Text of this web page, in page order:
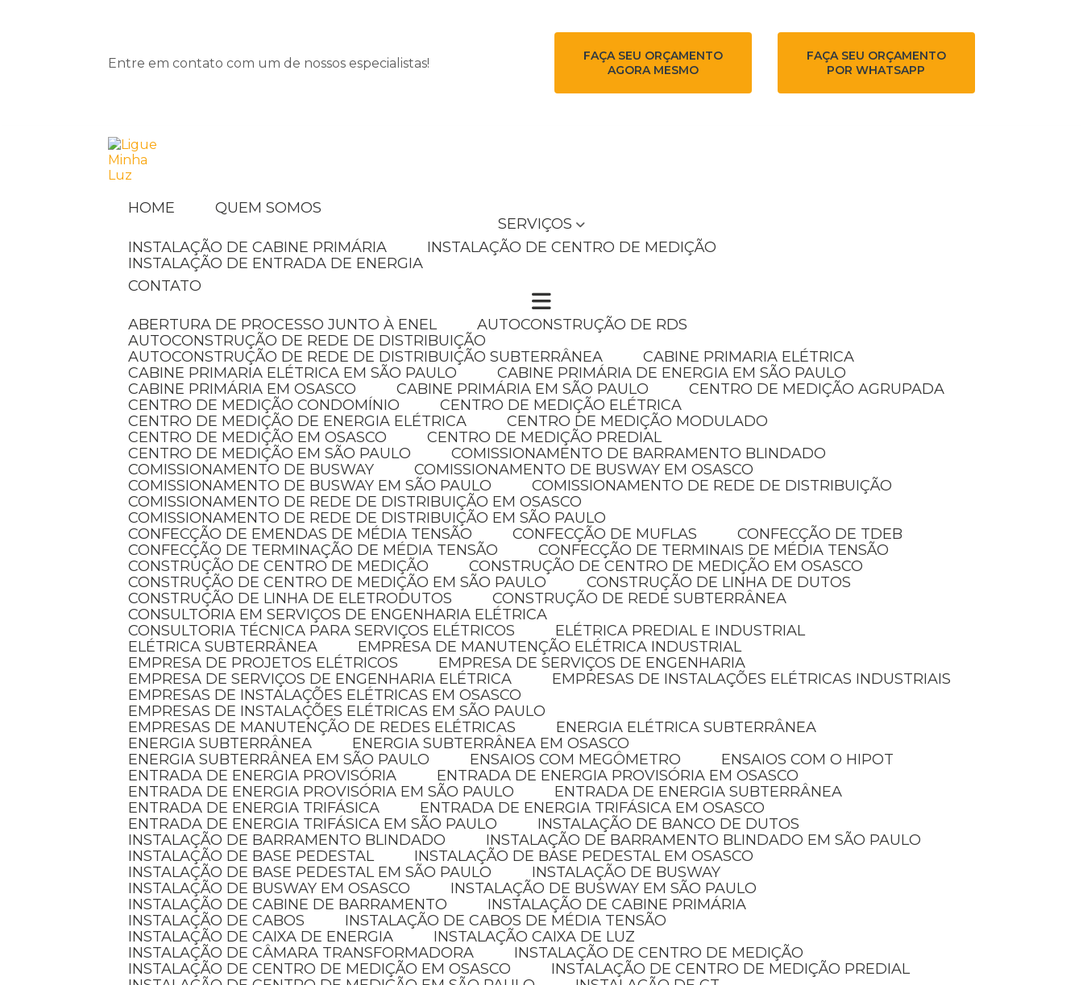
Entre em contato com um de nossos especialistas!
FAÇA SEU ORÇAMENTO
AGORA MESMO
FAÇA SEU ORÇAMENTO
POR WHATSAPP
HOME
QUEM SOMOS
SERVIÇOS
INSTALAÇÃO DE CABINE PRIMÁRIA
INSTALAÇÃO DE CENTRO DE MEDIÇÃO
INSTALAÇÃO DE ENTRADA DE ENERGIA
CONTATO
ABERTURA DE PROCESSO JUNTO À ENEL
AUTOCONSTRUÇÃO DE RDS
AUTOCONSTRUÇÃO DE REDE DE DISTRIBUIÇÃO
AUTOCONSTRUÇÃO DE REDE DE DISTRIBUIÇÃO SUBTERRÂNEA
CABINE PRIMARIA ELÉTRICA
CABINE PRIMARIA ELÉTRICA EM SÃO PAULO
CABINE PRIMÁRIA DE ENERGIA EM SÃO PAULO
CABINE PRIMÁRIA EM OSASCO
CABINE PRIMÁRIA EM SÃO PAULO
CENTRO DE MEDIÇÃO AGRUPADA
CENTRO DE MEDIÇÃO CONDOMÍNIO
CENTRO DE MEDIÇÃO ELÉTRICA
CENTRO DE MEDIÇÃO DE ENERGIA ELÉTRICA
CENTRO DE MEDIÇÃO MODULADO
CENTRO DE MEDIÇÃO EM OSASCO
CENTRO DE MEDIÇÃO PREDIAL
CENTRO DE MEDIÇÃO EM SÃO PAULO
COMISSIONAMENTO DE BARRAMENTO BLINDADO
COMISSIONAMENTO DE BUSWAY
COMISSIONAMENTO DE BUSWAY EM OSASCO
COMISSIONAMENTO DE BUSWAY EM SÃO PAULO
COMISSIONAMENTO DE REDE DE DISTRIBUIÇÃO
COMISSIONAMENTO DE REDE DE DISTRIBUIÇÃO EM OSASCO
COMISSIONAMENTO DE REDE DE DISTRIBUIÇÃO EM SÃO PAULO
CONFECÇÃO DE EMENDAS DE MÉDIA TENSÃO
CONFECÇÃO DE MUFLAS
CONFECÇÃO DE TDEB
CONFECÇÃO DE TERMINAÇÃO DE MÉDIA TENSÃO
CONFECÇÃO DE TERMINAIS DE MÉDIA TENSÃO
CONSTRUÇÃO DE CENTRO DE MEDIÇÃO
CONSTRUÇÃO DE CENTRO DE MEDIÇÃO EM OSASCO
CONSTRUÇÃO DE CENTRO DE MEDIÇÃO EM SÃO PAULO
CONSTRUÇÃO DE LINHA DE DUTOS
CONSTRUÇÃO DE LINHA DE ELETRODUTOS
CONSTRUÇÃO DE REDE SUBTERRÂNEA
CONSULTORIA EM SERVIÇOS DE ENGENHARIA ELÉTRICA
CONSULTORIA TÉCNICA PARA SERVIÇOS ELÉTRICOS
ELÉTRICA PREDIAL E INDUSTRIAL
ELÉTRICA SUBTERRÂNEA
EMPRESA DE MANUTENÇÃO ELÉTRICA INDUSTRIAL
EMPRESA DE PROJETOS ELÉTRICOS
EMPRESA DE SERVIÇOS DE ENGENHARIA
EMPRESA DE SERVIÇOS DE ENGENHARIA ELÉTRICA
EMPRESAS DE INSTALAÇÕES ELÉTRICAS INDUSTRIAIS
EMPRESAS DE INSTALAÇÕES ELÉTRICAS EM OSASCO
EMPRESAS DE INSTALAÇÕES ELÉTRICAS EM SÃO PAULO
EMPRESAS DE MANUTENÇÃO DE REDES ELÉTRICAS
ENERGIA ELÉTRICA SUBTERRÂNEA
ENERGIA SUBTERRÂNEA
ENERGIA SUBTERRÂNEA EM OSASCO
ENERGIA SUBTERRÂNEA EM SÃO PAULO
ENSAIOS COM MEGÔMETRO
ENSAIOS COM O HIPOT
ENTRADA DE ENERGIA PROVISÓRIA
ENTRADA DE ENERGIA PROVISÓRIA EM OSASCO
ENTRADA DE ENERGIA PROVISÓRIA EM SÃO PAULO
ENTRADA DE ENERGIA SUBTERRÂNEA
ENTRADA DE ENERGIA TRIFÁSICA
ENTRADA DE ENERGIA TRIFÁSICA EM OSASCO
ENTRADA DE ENERGIA TRIFÁSICA EM SÃO PAULO
INSTALAÇÃO DE BANCO DE DUTOS
INSTALAÇÃO DE BARRAMENTO BLINDADO
INSTALAÇÃO DE BARRAMENTO BLINDADO EM SÃO PAULO
INSTALAÇÃO DE BASE PEDESTAL
INSTALAÇÃO DE BASE PEDESTAL EM OSASCO
INSTALAÇÃO DE BASE PEDESTAL EM SÃO PAULO
INSTALAÇÃO DE BUSWAY
INSTALAÇÃO DE BUSWAY EM OSASCO
INSTALAÇÃO DE BUSWAY EM SÃO PAULO
INSTALAÇÃO DE CABINE DE BARRAMENTO
INSTALAÇÃO DE CABINE PRIMÁRIA
INSTALAÇÃO DE CABOS
INSTALAÇÃO DE CABOS DE MÉDIA TENSÃO
INSTALAÇÃO DE CAIXA DE ENERGIA
INSTALAÇÃO CAIXA DE LUZ
INSTALAÇÃO DE CÂMARA TRANSFORMADORA
INSTALAÇÃO DE CENTRO DE MEDIÇÃO
INSTALAÇÃO DE CENTRO DE MEDIÇÃO EM OSASCO
INSTALAÇÃO DE CENTRO DE MEDIÇÃO PREDIAL